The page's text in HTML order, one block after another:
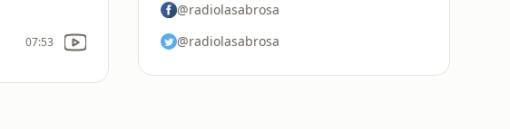
07:53
@radiolasabrosa
@radiolasabrosa